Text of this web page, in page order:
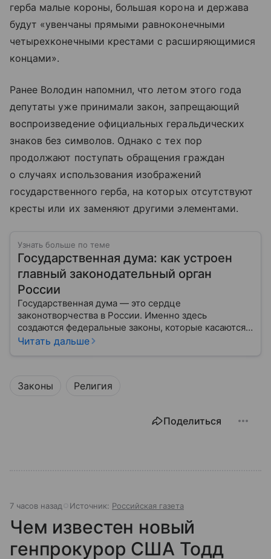
герба малые короны, большая корона и держава
будут «увенчаны прямыми равноконечными
четырехконечными крестами с расширяющимися
концами».
Ранее Володин напомнил, что летом этого года
депутаты уже принимали закон, запрещающий
воспроизведение официальных геральдических
знаков без символов. Однако с тех пор
продолжают поступать обращения граждан
о случаях использования изображений
государственного герба, на которых отсутствуют
кресты или их заменяют другими элементами.
Узнать больше по теме
Государственная дума: как устроен
главный законодательный орган
России
Государственная дума — это сердце
законотворчества в России. Именно здесь
создаются федеральные законы, которые касаются
жизни каждого гражданина: от образования и
Читать дальше
Законы Религия
Поделиться
7 часов назад Источник: Российская газета
Чем известен новый
генпрокурор США Тодд